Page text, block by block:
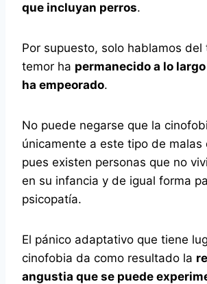
que incluyan perros.
Por supuesto, solo hablamos del
temor ha permanecido a lo
ha empeorado.
No puede negarse que la
únicamente a este tipo de malas
pues existen personas que no
en su infancia y de igual forma
psicopatía.
El pánico adaptativo que tiene
cinofobia da como resultado la
angustia que se puede